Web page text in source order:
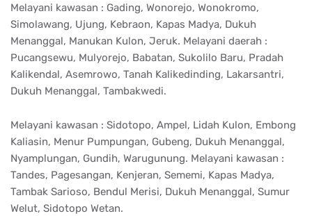
Melayani kawasan : Gading, Wonorejo, Wonokromo,
Simolawang, Ujung, Kebraon, Kapas Madya, Dukuh
Menanggal, Manukan Kulon, Jeruk. Melayani daerah :
Pucangsewu, Mulyorejo, Babatan, Sukolilo Baru, Pradah
Kalikendal, Asemrowo, Tanah Kalikedinding, Lakarsantri,
Dukuh Menanggal, Tambakwedi.
Melayani kawasan : Sidotopo, Ampel, Lidah Kulon, Embong
Kaliasin, Menur Pumpungan, Gubeng, Dukuh Menanggal,
Nyamplungan, Gundih, Warugunung. Melayani kawasan :
Tandes, Pagesangan, Kenjeran, Sememi, Kapas Madya,
Tambak Sarioso, Bendul Merisi, Dukuh Menanggal, Sumur
Welut, Sidotopo Wetan.